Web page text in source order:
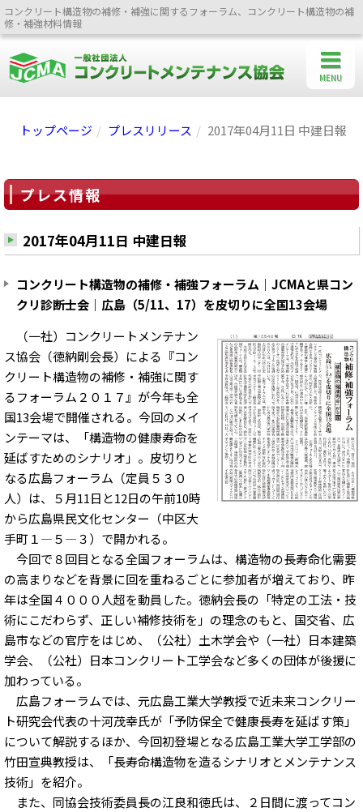
コンクリート構造物の補修・補強に関するフォーラム、コンクリート構造物の補
修・補強材料情報
トップページ プレスリリース 2017年04月11日 中建日報
プレス情報
2017年04月11日 中建日報
コンクリート構造物の補修・補強フォーラム｜JCMAと県コン
クリ診断士会｜広島（5/11、17）を皮切りに全国13会場
（一社）コンクリートメンテナン
ス協会（徳納剛会長）による『コン
クリート構造物の補修・補強に関す
るフォーラム２０１７』が今年も全
国13会場で開催される。今回のメイ
ンテーマは、「構造物の健康寿命を
延ばすためのシナリオ」。皮切りと
なる広島フォーラム（定員５３０
人）は、５月11日と12日の午前10時
から広島県民文化センター（中区大
手町１―５―３）で開かれる。
今回で８回目となる全国フォーラムは、構造物の長寿命化需要
の高まりなどを背景に回を重ねるごとに参加者が増えており、昨
年は全国４０００人超を動員した。徳納会長の「特定の工法・技
術にこだわらず、正しい補修技術を」の理念のもと、国交省、広
島市などの官庁をはじめ、（公社）土木学会や（一社）日本建築
学会、（公社）日本コンクリート工学会など多くの団体が後援に
加わっている。
広島フォーラムでは、元広島工業大学教授で近未来コンクリー
ト研究会代表の十河茂幸氏が「予防保全で健康長寿を延ばす策」
について解説するほか、今回初登場となる広島工業大学工学部の
竹田宣典教授は、「長寿命構造物を造るシナリオとメンテナンス
技術」を紹介。
また、同協会技術委員長の江良和徳氏は、２日間に渡ってコン
MENU